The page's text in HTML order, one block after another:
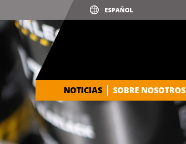
NOTICIAS SOBRE NOSOTROS